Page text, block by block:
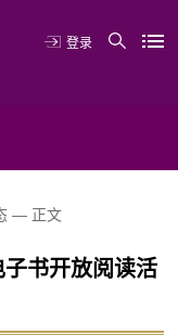
登录
— 正文
书开放阅读活